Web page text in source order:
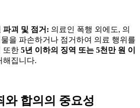
파괴 및 점거 : 의료인 폭행 외에도, 의
을 파손하거나 점거하여 의료 행위를
또한 5년 이하의 징역 또는5천만 원 이
해집니다.
와 합의의 중요성